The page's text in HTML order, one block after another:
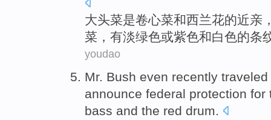
大头菜是卷心菜和西兰花的近亲
菜 ， 有淡绿色或紫色和白色的条
youdao
Mr. Bush even recently traveled
announce federal protection for
bass and the red drum.